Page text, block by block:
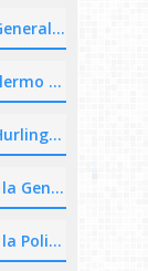
Universidad Nacional de General Sarmiento
Universidad Nacional Guillermo Brown
Universidad Nacional de Hurlingham
Instituto Universitario de la Gendarmería Nacional Argentina
Instituto Universitario de la Policía Federal Argentina